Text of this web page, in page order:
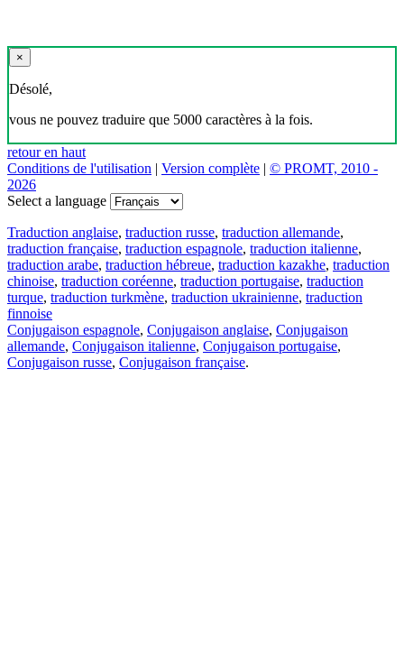
×
Désolé,
vous ne pouvez traduire que 5000 caractères à la fois.
retour en haut
Conditions de l'utilisation | Version complète | © PROMT, 2010 -
2026
Select a language
Traduction anglaise, traduction russe, traduction allemande,
traduction française, traduction espagnole, traduction italienne,
traduction arabe, traduction hébreue, traduction kazakhe, traduction
chinoise, traduction coréenne, traduction portugaise, traduction
turque, traduction turkmène, traduction ukrainienne, traduction
finnoise
Conjugaison espagnole, Conjugaison anglaise, Conjugaison
allemande, Conjugaison italienne, Conjugaison portugaise,
Conjugaison russe, Conjugaison française.